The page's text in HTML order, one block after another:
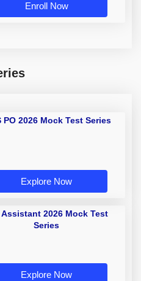
Enroll Now
PO 2026 Mock Test Series
Explore Now
Assistant 2026 Mock Test
Series
Explore Now